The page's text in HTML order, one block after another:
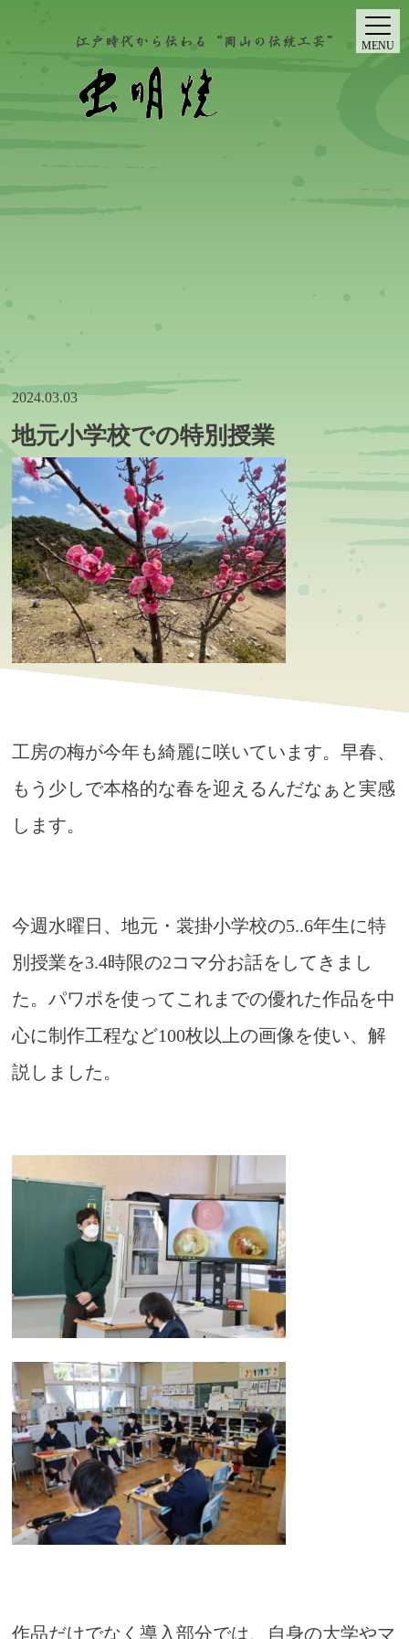
MENU
2024.03.03
地元小学校での特別授業
工房の梅が今年も綺麗に咲いています。早春、
もう少しで本格的な春を迎えるんだなぁと実感
します。
今週水曜日、地元・裳掛小学校の5..6年生に特
別授業を3.4時限の2コマ分お話をしてきまし
た。パワポを使ってこれまでの優れた作品を中
心に制作工程など100枚以上の画像を使い、解
説しました。
作品だけでなく導入部分では、自身の大学やマ